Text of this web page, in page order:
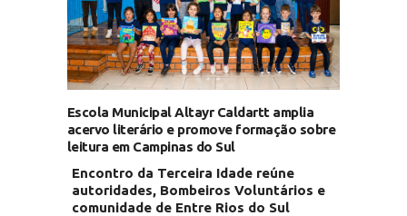
Escola Municipal Altayr Caldartt amplia
acervo literário e promove formação sobre
leitura em Campinas do Sul
Encontro da Terceira Idade reúne
autoridades, Bombeiros Voluntários e
comunidade de Entre Rios do Sul